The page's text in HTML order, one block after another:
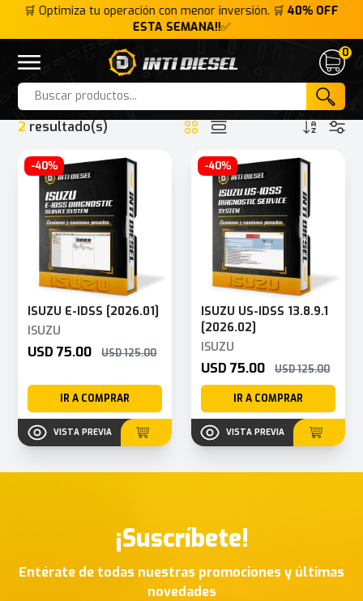
🛒 Optimiza tu operación con menor inversión. 🛒40% OFF
ESTA SEMANA!!✅
Open menu
Inti Diesel
Cart
0
HOME INTERFACE
Products
2 resultado(s)
-40%
ISUZU E-IDSS [2026.01]
ISUZU
USD 75.00 USD 125.00
IR A COMPRAR
VISTA PREVIA
-40%
ISUZU US-IDSS 13.8.9.1
[2026.02]
ISUZU
USD 75.00 USD 125.00
IR A COMPRAR
VISTA PREVIA
¡Suscríbete!
Entérate de todas nuestras promociones y últimas
novedades